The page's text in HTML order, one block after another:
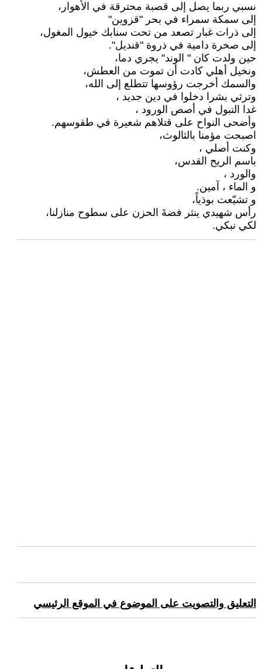
نسبي ربما يصل إلى قصبة محترقة في الأهوار،
إلى سمكة سمراء في بحر "قزوين"
إلى ذرات غبار تصعد من تحت سنابك خيول المغول،
إلى صخرة دامية في ذروة "قنديل".
حين ولدت كان " الوند" يجري دما،
ونخيل أهلي كادت أن تموت من العطش،
والسمك أخرجت رؤوسها تتطلع إلى الله،
وترثي بشرا دخلوا في دين جديد ،
غدا التبول في أصص الورود ،
وأضحى النواح على قتلاهم شعيرة في طقوسهم.
اصبحت مؤمنا بالثالوث،
وكنت أصلي ،
باسم الريح القدس،
والورد ،
و الماء ، آمين.
و تشيّعت بوذياً،
رأس شهيدي ينثر فضةَ الحزن على سطوح منازلنا،
لكي نبكي.
التعليق والتصويت على الموضوع في الموقع الرئيسي